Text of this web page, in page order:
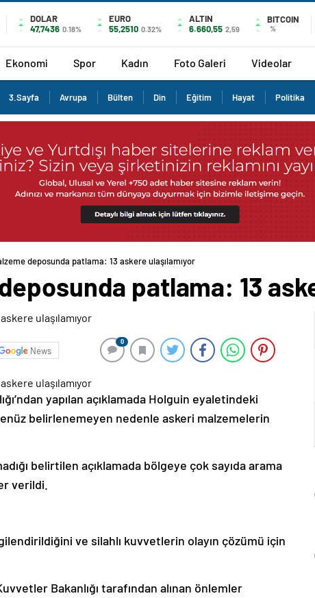
DOLAR
47,7436 0.18%
EURO
55,2510 0.32%
ALTIN
6.660,55 2,59
BITCOIN
%
Ekonomi Spor Kadın Foto Galeri Videolar
3.Sayfa Avrupa Bülten Din Eğitim Hayat Politika
deposunda patlama: 13 askere ulaşılamıyor
patlama: 13
News
0
yapılan açıklamada Holguin eyaletindeki
belirlenemeyen nedenle askeri malzemelerin
belirtilen açıklamada bölgeye çok sayıda arama
verildi.
ve silahlı kuvvetlerin olayın çözümü için
Bakanlığı tarafından alınan önlemler